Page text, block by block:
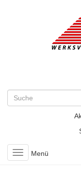
Toggle
navigation
Menü